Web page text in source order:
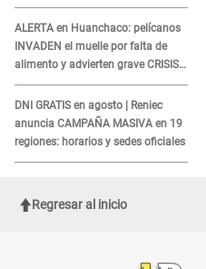
ALERTA en Huanchaco: pelícanos
INVADEN el muelle por falta de
alimento y advierten grave CRISIS
en el mar
DNI GRATIS en agosto | Reniec
anuncia CAMPAÑA MASIVA en 19
regiones: horarios y sedes oficiales
Regresar al inicio